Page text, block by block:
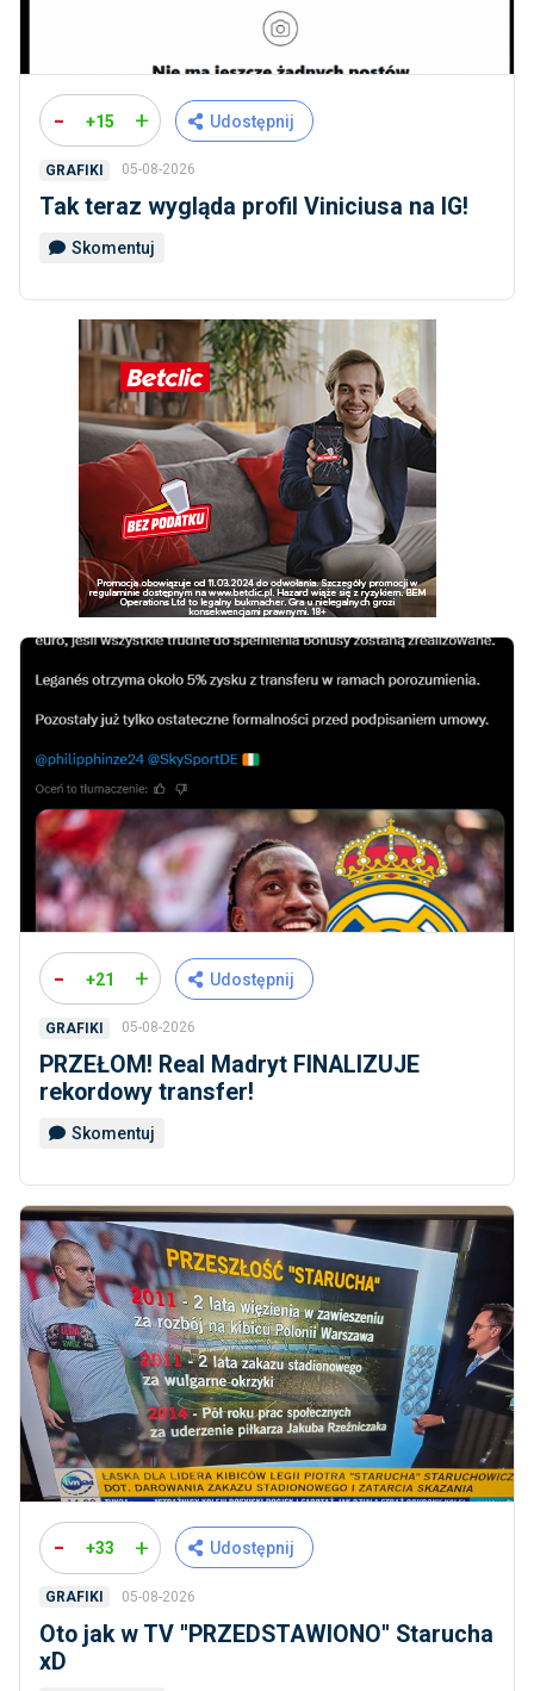
- +15 + Udostępnij
GRAFIKI 05-08-2026
Tak teraz wygląda profil Viniciusa na IG!
Skomentuj
- +21 + Udostępnij
GRAFIKI 05-08-2026
PRZEŁOM! Real Madryt FINALIZUJE
rekordowy transfer!
Skomentuj
- +33 + Udostępnij
GRAFIKI 05-08-2026
Oto jak w TV ''PRZEDSTAWIONO'' Starucha
xD